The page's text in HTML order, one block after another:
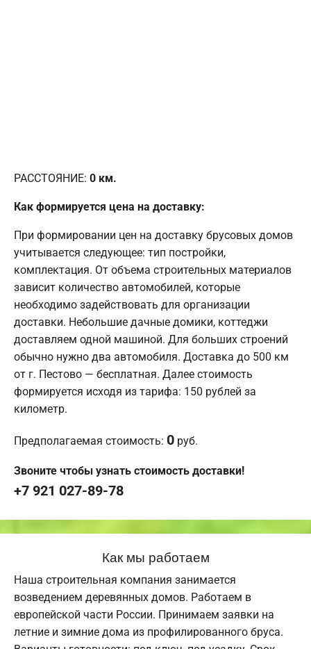
РАССТОЯНИЕ: 0 км.
Как формируется цена на доставку:
При формировании цен на доставку брусовых домов
учитывается следующее: тип постройки,
комплектация. От объема строительных материалов
зависит количество автомобилей, которые
необходимо задействовать для организации
доставки. Небольшие дачные домики, коттеджи
доставляем одной машиной. Для больших строений
обычно нужно два автомобиля. Доставка до 500 км
от г. Пестово — бесплатная. Далее стоимость
формируется исходя из тарифа: 150 рублей за
километр.
Предполагаемая стоимость: 0 руб.
Звоните чтобы узнать стоимость доставки!
+7 921 027-89-78
Как мы работаем
Наша строительная компания занимается
возведением деревянных домов. Работаем в
европейской части России. Принимаем заявки на
летние и зимние дома из профилированного бруса.